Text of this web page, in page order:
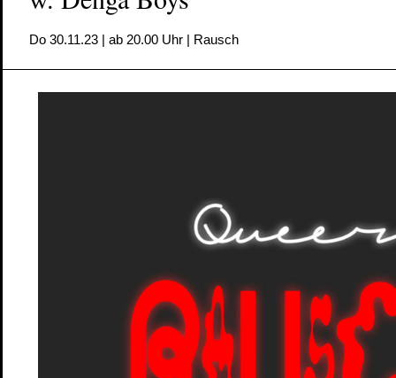
Do 30.11.23 | ab 20.00 Uhr | Rausch